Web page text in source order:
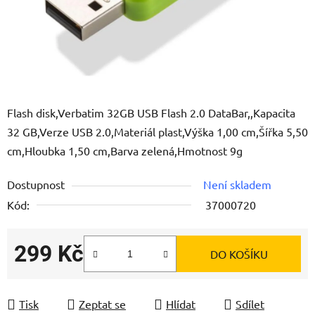
Flash disk,Verbatim 32GB USB Flash 2.0 DataBar,,Kapacita
32 GB,Verze USB 2.0,Materiál plast,Výška 1,00 cm,Šířka 5,50
cm,Hloubka 1,50 cm,Barva zelená,Hmotnost 9g
Dostupnost
Není skladem
Kód:
37000720
299 Kč DO KOŠÍKU
Tisk Zeptat se Hlídat Sdílet